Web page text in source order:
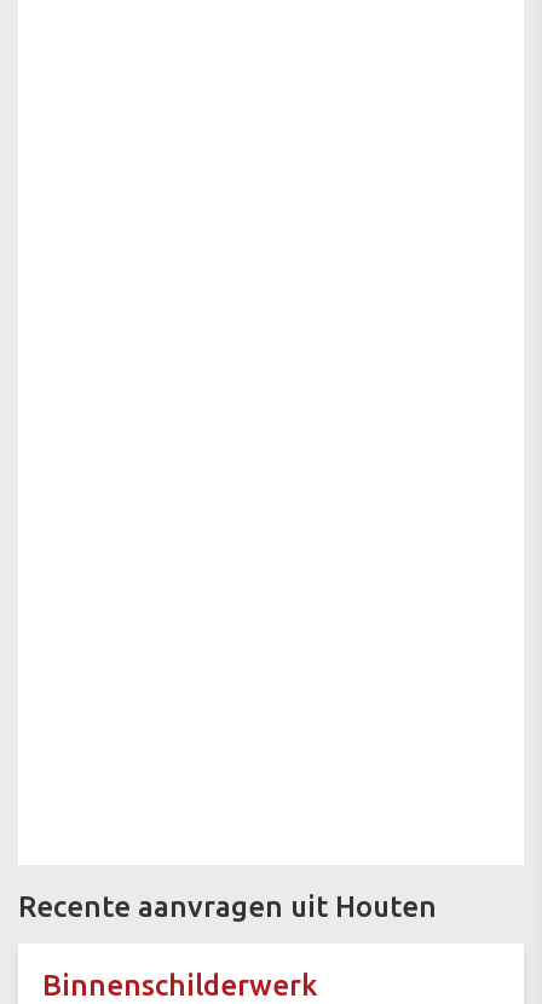
Recente aanvragen uit Houten
Binnenschilderwerk